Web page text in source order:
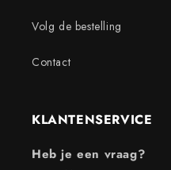
Volg de bestelling
Contact
KLANTENSERVICE
Heb je een vraag?